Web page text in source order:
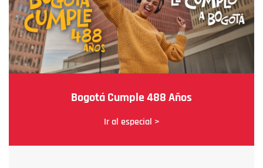
Bogotá Cumple 488 Años
Ir al especial >